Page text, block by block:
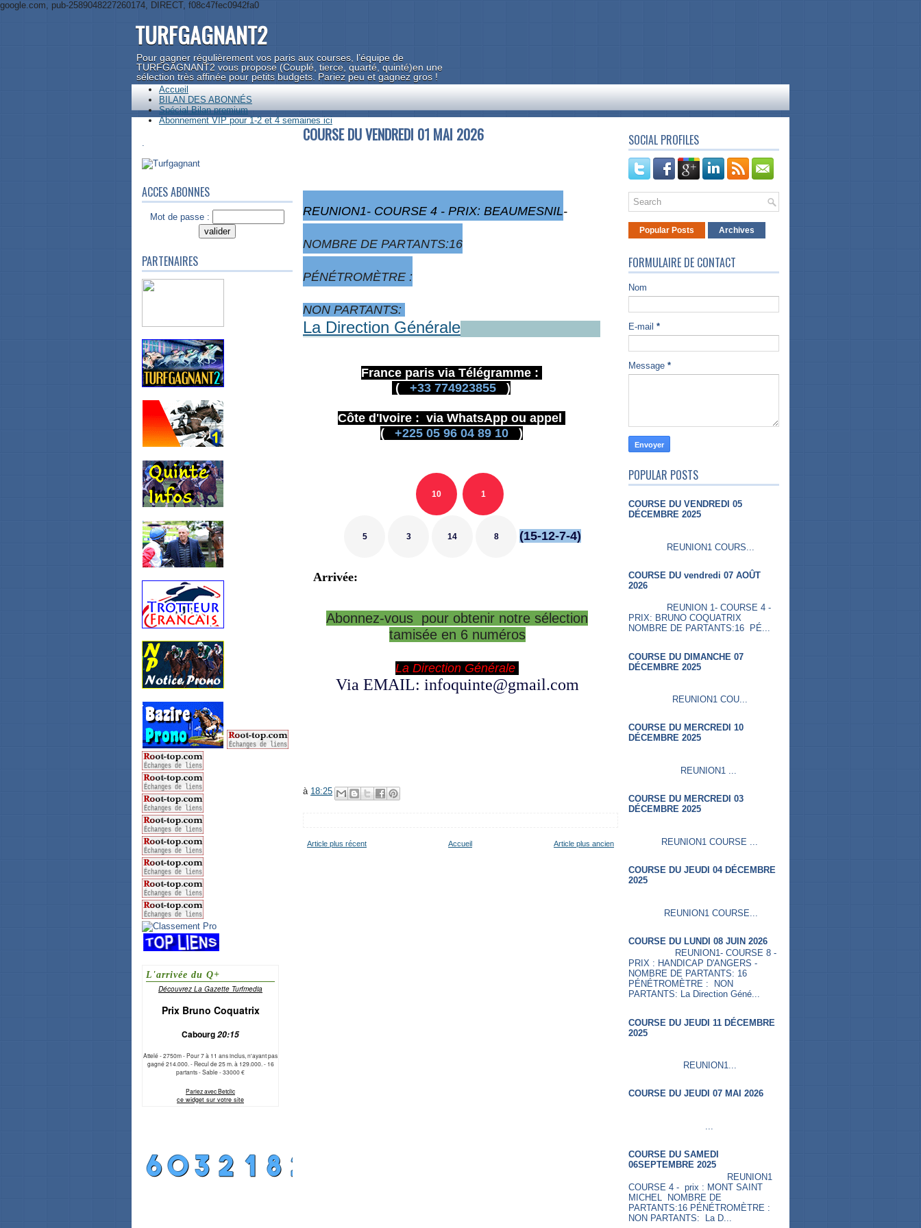
google.com, pub-2589048227260174, DIRECT, f08c47fec0942fa0
TURFGAGNANT2
Pour gagner régulièrement vos paris aux courses, l’équipe de
TURFGAGNANT2 vous propose (Couplé, tierce, quarté, quinté)en une
sélection très affinée pour petits budgets. Pariez peu et gagnez gros !
Accueil
BILAN DES ABONNÉS
Spécial Bilan premium
Abonnement VIP pour 1-2 et 4 semaines ici
.
ACCES ABONNES
Mot de passe :
PARTENAIRES
COURSE DU VENDREDI 01 MAI 2026
REUNION1- COURSE 4 - PRIX: BEAUMESNIL-
NOMBRE DE PARTANTS:16
PÉNÉTROMÈTRE :
NON PARTANTS:
La Direction Générale
France paris via Télégramme :
(+33 774923855)
Côte d'Ivoire : via WhatsApp ou appel
( +225 05 96 04 89 10 )
10 1
5 3 14 8 (15-12-7-4)
Arrivée:
Abonnez-vous pour obtenir notre sélection
tamisée en 6 numéros
La Direction Générale
Via EMAIL: infoquinte@gmail.com
à 18:25
Article plus récent Article plus ancien
Accueil
SOCIAL PROFILES
Popular Posts Archives
FORMULAIRE DE CONTACT
Nom
E-mail *
Message *
POPULAR POSTS
COURSE DU VENDREDI 05
DÉCEMBRE 2025
REUNION1 COURS...
COURSE DU vendredi 07 AOÛT
2026
REUNION 1- COURSE 4 -
PRIX: BRUNO COQUATRIX
NOMBRE DE PARTANTS:16 PÉ...
COURSE DU DIMANCHE 07
DÉCEMBRE 2025
REUNION1 COU...
COURSE DU MERCREDI 10
DÉCEMBRE 2025
REUNION1 ...
COURSE DU MERCREDI 03
DÉCEMBRE 2025
REUNION1 COURSE ...
COURSE DU JEUDI 04 DÉCEMBRE
2025
REUNION1 COURSE...
COURSE DU LUNDI 08 JUIN 2026
REUNION1- COURSE 8 -
PRIX : HANDICAP D'ANGERS -
NOMBRE DE PARTANTS: 16
PÉNÉTROMÈTRE : NON
PARTANTS: La Direction Géné...
COURSE DU JEUDI 11 DÉCEMBRE
2025
REUNION1...
COURSE DU JEUDI 07 MAI 2026
COURSE DU SAMEDI
06SEPTEMBRE 2025
REUNION1
COURSE 4 - prix : MONT SAINT
MICHEL NOMBRE DE
PARTANTS:16 PÉNÉTROMÈTRE :
NON PARTANTS: La D...